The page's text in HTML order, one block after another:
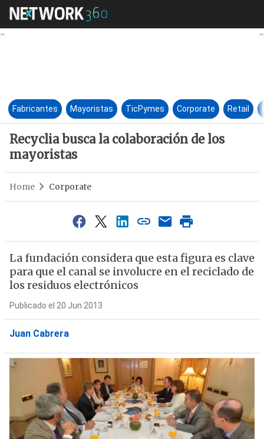
Recyclia busca la
Fabricantes Mayoristas TicPymes Corporate Retail
Recyclia busca la colaboración de los
mayoristas
Home Corporate
La fundación considera que esta figura es clave
para que el canal se involucre en el reciclado de
los residuos electrónicos
Publicado el 20 Jun 2013
Juan Cabrera